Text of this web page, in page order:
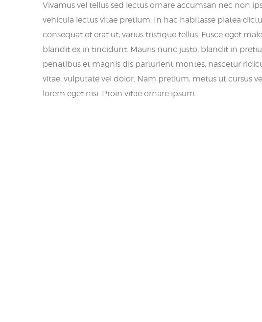
Vivamus vel tellus sed lectus ornare accumsan nec non
vehicula lectus vitae pretium. In hac habitasse platea
consequat et erat ut, varius tristique tellus. Fusce eget
blandit ex in tincidunt. Mauris nunc justo, blandit in
penatibus et magnis dis parturient montes, nascetur
vitae, vulputate vel dolor. Nam pretium, metus ut cursus
lorem eget nisi. Proin vitae ornare ipsum.